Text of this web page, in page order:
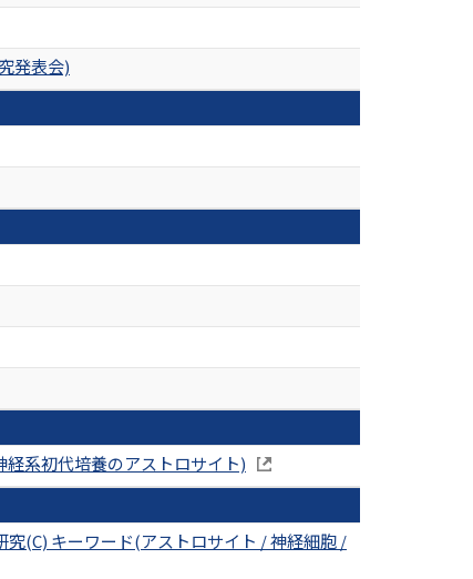
発表会)
系初代培養のアストロサイト)
(C) キーワード(アストロサイト / 神経細胞 /